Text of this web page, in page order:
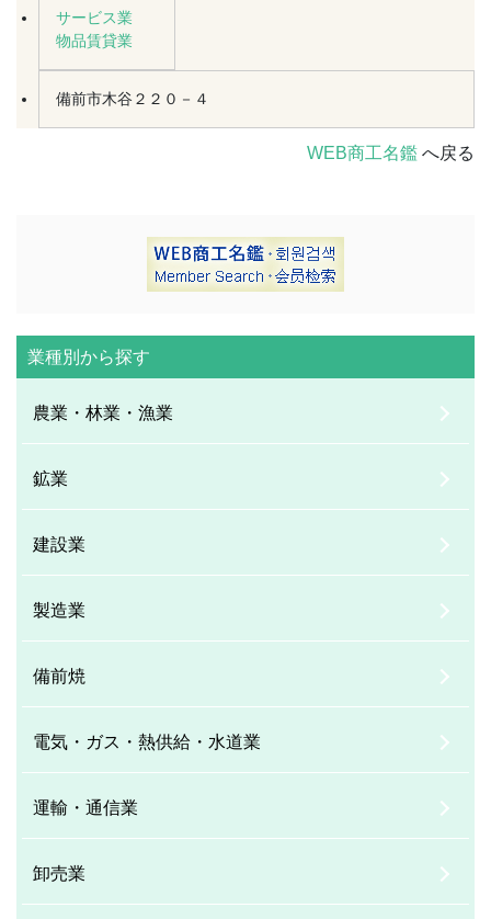
サービス業
物品賃貸業
備前市木谷２２０－４
WEB商工名鑑 へ戻る
業種別から探す
農業・林業・漁業
鉱業
建設業
製造業
備前焼
電気・ガス・熱供給・水道業
運輸・通信業
卸売業